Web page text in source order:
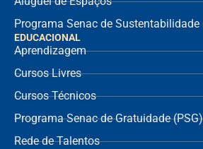
Programa Senac de Sustentabilidade
EDUCACIONAL
Aprendizagem
Cursos Livres
Cursos Técnicos
Programa Senac de Gratuidade (PSG)
Rede de Talentos